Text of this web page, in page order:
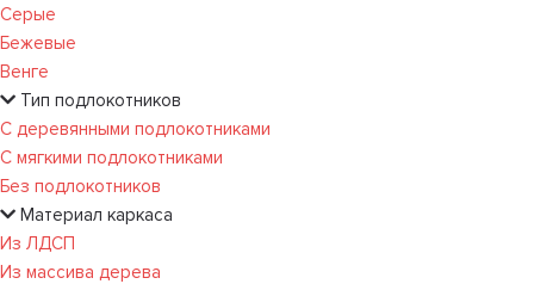
Серые
Бежевые
Венге
Тип подлокотников
С деревянными подлокотниками
С мягкими подлокотниками
Без подлокотников
Материал каркаса
Из ЛДСП
Из массива дерева